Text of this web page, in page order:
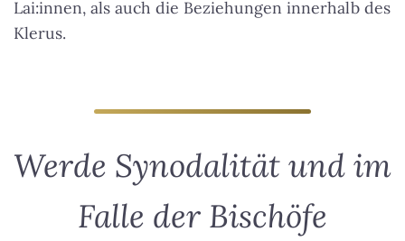
Lai:innen, als auch die Beziehungen innerhalb des
Klerus.
Werde Synodalität und im
Falle der Bischöfe